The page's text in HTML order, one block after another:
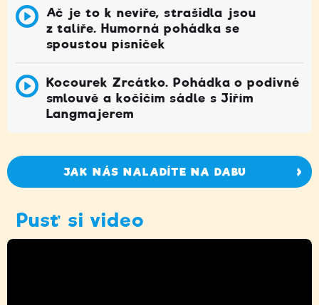
Ač je to k nevíře, strašidla jsou
z talíře. Humorná pohádka se
spoustou písniček
Kocourek Zrcátko. Pohádka o podivné
smlouvě a kočičím sádle s Jiřím
Langmajerem
JAK NÁS NALADÍTE NA DABU
Pusť si video